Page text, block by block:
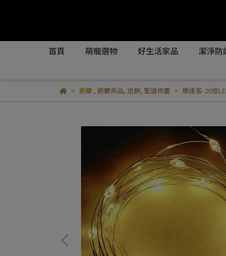
首頁 萌寵選物 好生活家品 潔淨防
節慶, 節慶商品, 燈飾, 聖誕佈置 摩達客-20燈